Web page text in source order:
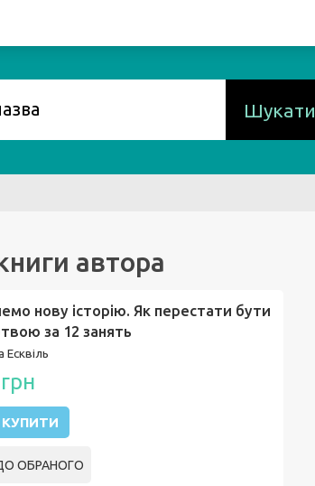
Шукати
автора
нову історію. Як перестати бути
за 12 занять
Есквіль
КУПИТИ
ОБРАНОГО